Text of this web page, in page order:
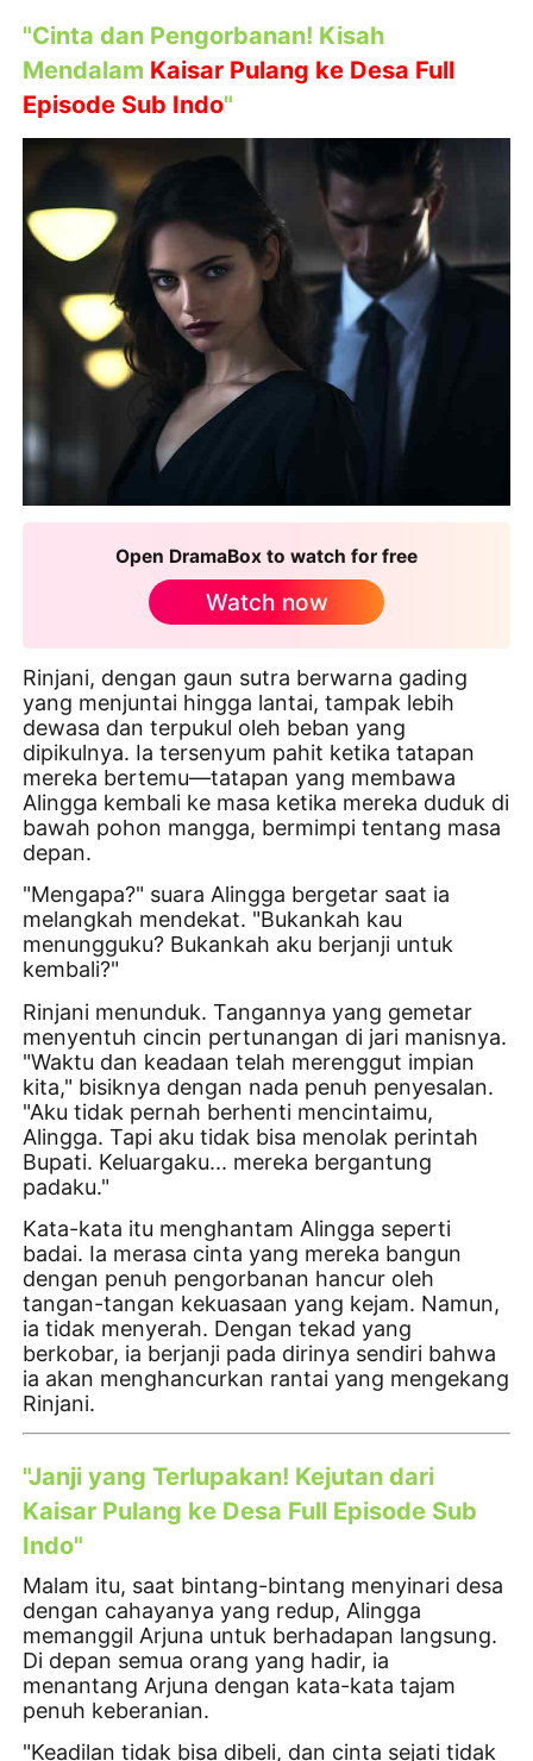
"Cinta dan Pengorbanan! Kisah
Mendalam Kaisar Pulang ke Desa Full
Episode Sub Indo"
Open DramaBox to watch for free
Watch now
Rinjani, dengan gaun sutra berwarna gading
yang menjuntai hingga lantai, tampak lebih
dewasa dan terpukul oleh beban yang
dipikulnya. Ia tersenyum pahit ketika tatapan
mereka bertemu—tatapan yang membawa
Alingga kembali ke masa ketika mereka duduk di
bawah pohon mangga, bermimpi tentang masa
depan.
"Mengapa?" suara Alingga bergetar saat ia
melangkah mendekat. "Bukankah kau
menungguku? Bukankah aku berjanji untuk
kembali?"
Rinjani menunduk. Tangannya yang gemetar
menyentuh cincin pertunangan di jari manisnya.
"Waktu dan keadaan telah merenggut impian
kita," bisiknya dengan nada penuh penyesalan.
"Aku tidak pernah berhenti mencintaimu,
Alingga. Tapi aku tidak bisa menolak perintah
Bupati. Keluargaku... mereka bergantung
padaku."
Kata-kata itu menghantam Alingga seperti
badai. Ia merasa cinta yang mereka bangun
dengan penuh pengorbanan hancur oleh
tangan-tangan kekuasaan yang kejam. Namun,
ia tidak menyerah. Dengan tekad yang
berkobar, ia berjanji pada dirinya sendiri bahwa
ia akan menghancurkan rantai yang mengekang
Rinjani.
"Janji yang Terlupakan! Kejutan dari
Kaisar Pulang ke Desa Full Episode Sub
Indo"
Malam itu, saat bintang-bintang menyinari desa
dengan cahayanya yang redup, Alingga
memanggil Arjuna untuk berhadapan langsung.
Di depan semua orang yang hadir, ia
menantang Arjuna dengan kata-kata tajam
penuh keberanian.
"Keadilan tidak bisa dibeli, dan cinta sejati tidak